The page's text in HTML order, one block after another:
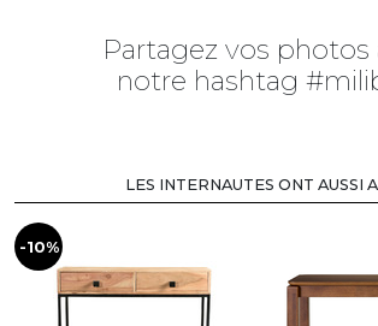
Partagez vos photos
notre hashtag
LES INTERNAUTES ONT AUSSI
-10%